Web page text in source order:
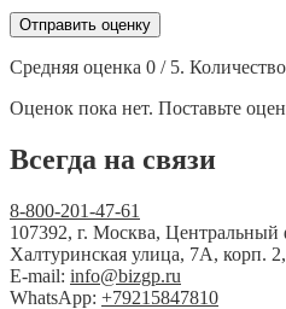
Отправить оценку
Средняя оценка 0 / 5.
Оценок пока нет. Поставьте
Всегда на связи
8-800-201-47-61
107392, г. Москва, Центральный
Халтуринская улица, 7А, корп.
E-mail: info@bizgp.ru
WhatsApp: +79215847810